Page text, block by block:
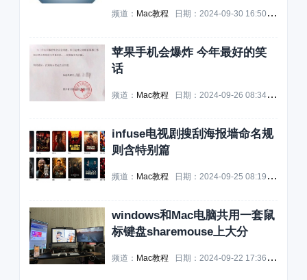
频道： Mac教程 日期： 2024-09-30 16:50:46
苹果手机会爆炸 今年最好的笑
话
频道： Mac教程 日期： 2024-09-26 08:34:05
infuse电视剧搜刮海报墙命名规
则含特别篇
频道： Mac教程 日期： 2024-09-25 08:19:08
windows和Mac电脑共用一套鼠
标键盘sharemouse上大分
频道： Mac教程 日期： 2024-09-22 17:36:55